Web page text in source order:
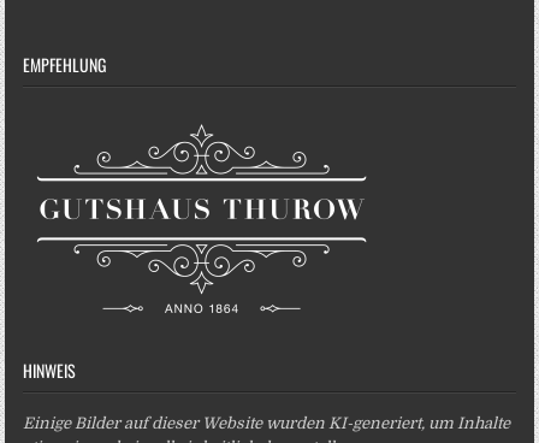
EMPFEHLUNG
HINWEIS
Einige Bilder auf dieser Website wurden KI-generiert, um Inhalte